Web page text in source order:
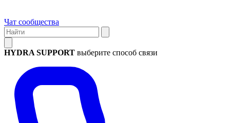
Чат сообщества
HYDRA SUPPORT выберите способ связи